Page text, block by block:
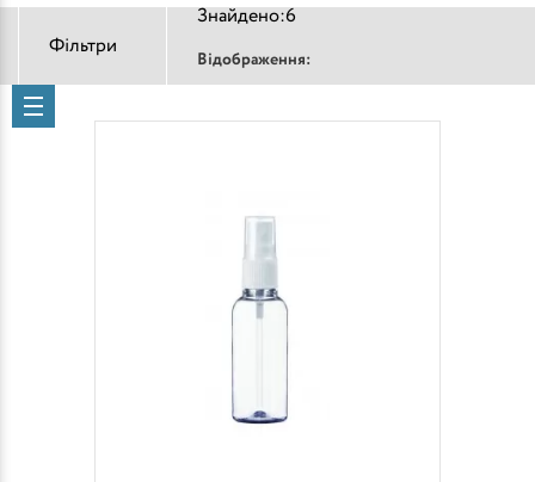
Фільтри
Знайдено:6
Відображення: